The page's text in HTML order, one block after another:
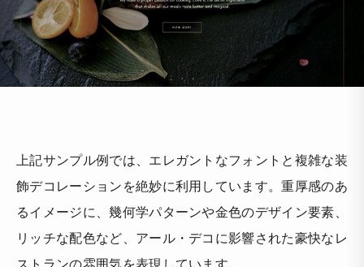
上記サンプル例では、エレガントなフォントと複雑な装
飾デコレーションを絶妙に利用しています。重厚感のあ
るイメージに、幾何学パターンや金色のデザイン要素、
リッチな配色など、アール・デコに影響された豪快なレ